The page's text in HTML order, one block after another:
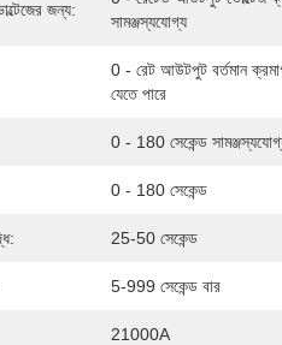
জন্য:
সামঞ্জস্যযোগ্য
0 - রেট আউটপুট বর্তমান
যেতে পারে
0 - 180 সেকেন্ড
0 - 180 সেকেন্ড
25-50 সেকেন্ড
5-999 সেকেন্ড বার
21000A